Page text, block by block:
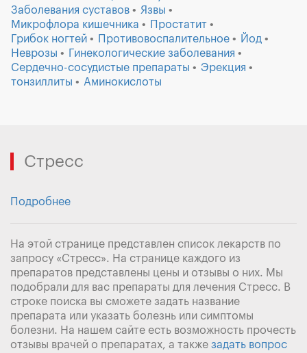
Заболевания суставов
Язвы
Микрофлора кишечника
Простатит
Грибок ногтей
Противовоспалительное
Йод
Неврозы
Гинекологические заболевания
Сердечно-сосудистые препараты
Эрекция
тонзиллиты
Аминокислоты
Стресс
Подробнее
На этой странице представлен список лекарств по
запросу «Стресс». На странице каждого из
препаратов представлены цены и отзывы о них. Мы
подобрали для вас препараты для лечения Стресс. В
строке поиска вы сможете задать название
препарата или указать болезнь или симптомы
болезни. На нашем сайте есть возможность прочесть
отзывы врачей о препаратах, а также задать вопрос